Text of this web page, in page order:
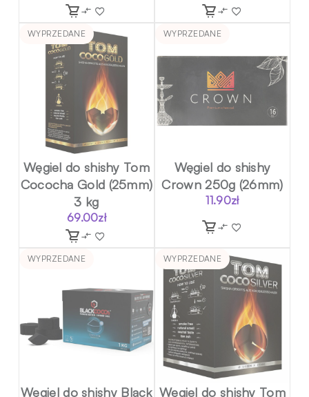
WYPRZEDANE
Węgiel do shishy Tom
Cococha Gold (25mm)
3 kg
69.00zł
WYPRZEDANE
Węgiel do shishy
Crown 250g (26mm)
11.90zł
WYPRZEDANE
Węgiel do shishy Black
WYPRZEDANE
Węgiel do shishy Tom